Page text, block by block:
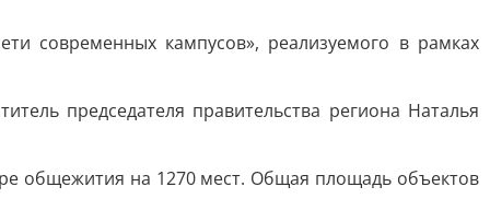
современных кампусов», реализуемого в рамках
председателя правительства региона Наталья
общежития на 1270 мест. Общая площадь объектов